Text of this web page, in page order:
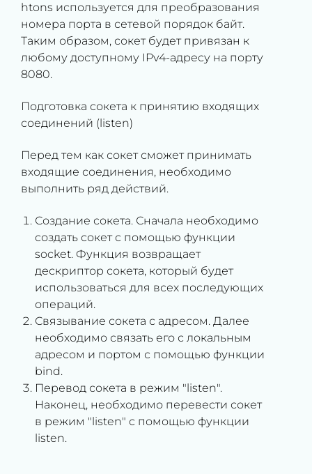
htons используется для преобразования
номера порта в сетевой порядок байт.
Таким образом, сокет будет привязан к
любому доступному IPv4-адресу на порту
8080.
Подготовка сокета к принятию входящих
соединений (listen)
Перед тем как сокет сможет принимать
входящие соединения, необходимо
выполнить ряд действий.
Создание сокета. Сначала необходимо
создать сокет с помощью функции
socket. Функция возвращает
дескриптор сокета, который будет
использоваться для всех последующих
операций.
Связывание сокета с адресом. Далее
необходимо связать его с локальным
адресом и портом с помощью функции
bind.
Перевод сокета в режим "listen".
Наконец, необходимо перевести сокет
в режим "listen" с помощью функции
listen.